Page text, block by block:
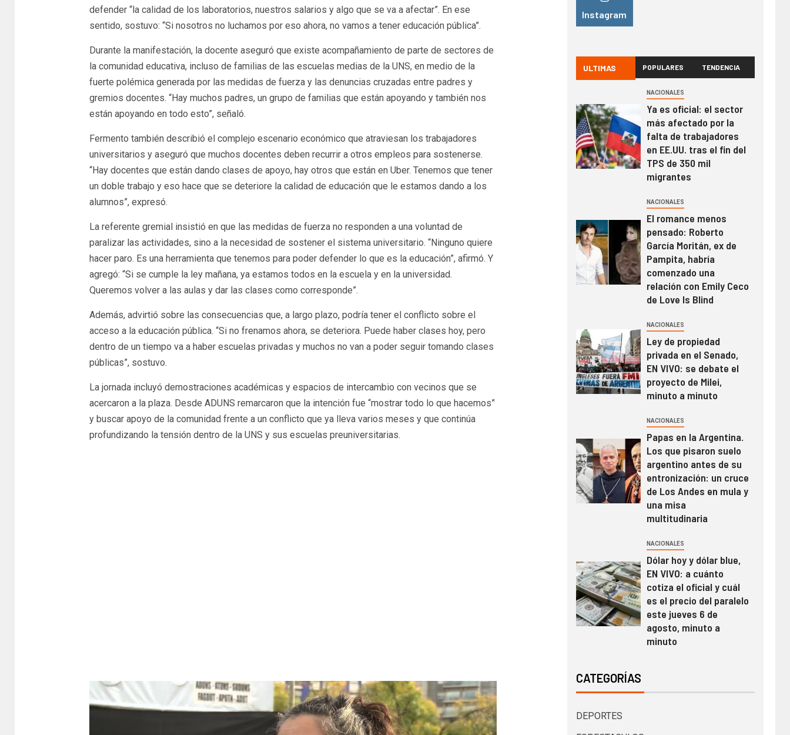
defender “la calidad de los laboratorios, nuestros salarios y algo que se va a afectar”. En ese
sentido, sostuvo: “Si nosotros no luchamos por eso ahora, no vamos a tener educación pública”.
Durante la manifestación, la docente aseguró que existe acompañamiento de parte de sectores de
la comunidad educativa, incluso de familias de las escuelas medias de la UNS, en medio de la
fuerte polémica generada por las medidas de fuerza y las denuncias cruzadas entre padres y
gremios docentes. “Hay muchos padres, un grupo de familias que están apoyando y también nos
están apoyando en todo esto”, señaló.
Fermento también describió el complejo escenario económico que atraviesan los trabajadores
universitarios y aseguró que muchos docentes deben recurrir a otros empleos para sostenerse.
“Hay docentes que están dando clases de apoyo, hay otros que están en Uber. Tenemos que tener
un doble trabajo y eso hace que se deteriore la calidad de educación que le estamos dando a los
alumnos”, expresó.
La referente gremial insistió en que las medidas de fuerza no responden a una voluntad de
paralizar las actividades, sino a la necesidad de sostener el sistema universitario. “Ninguno quiere
hacer paro. Es una herramienta que tenemos para poder defender lo que es la educación”, afirmó. Y
agregó: “Si se cumple la ley mañana, ya estamos todos en la escuela y en la universidad.
Queremos volver a las aulas y dar las clases como corresponde”.
Además, advirtió sobre las consecuencias que, a largo plazo, podría tener el conflicto sobre el
acceso a la educación pública. “Si no frenamos ahora, se deteriora. Puede haber clases hoy, pero
dentro de un tiempo va a haber escuelas privadas y muchos no van a poder seguir tomando clases
públicas”, sostuvo.
La jornada incluyó demostraciones académicas y espacios de intercambio con vecinos que se
acercaron a la plaza. Desde ADUNS remarcaron que la intención fue “mostrar todo lo que hacemos”
y buscar apoyo de la comunidad frente a un conflicto que ya lleva varios meses y que continúa
profundizando la tensión dentro de la UNS y sus escuelas preuniversitarias.
Instagram
ULTIMAS POPULARES TENDENCIA
NACIONALES
Ya es oficial: el sector
más afectado por la
falta de trabajadores
en EE.UU. tras el fin del
TPS de 350 mil
migrantes
NACIONALES
El romance menos
pensado: Roberto
García Moritán, ex de
Pampita, habría
comenzado una
relación con Emily Ceco
de Love Is Blind
NACIONALES
Ley de propiedad
privada en el Senado,
EN VIVO: se debate el
proyecto de Milei,
minuto a minuto
NACIONALES
Papas en la Argentina.
Los que pisaron suelo
argentino antes de su
entronización: un cruce
de Los Andes en mula y
una misa
multitudinaria
NACIONALES
Dólar hoy y dólar blue,
EN VIVO: a cuánto
cotiza el oficial y cuál
es el precio del paralelo
este jueves 6 de
agosto, minuto a
minuto
CATEGORÍAS
DEPORTES